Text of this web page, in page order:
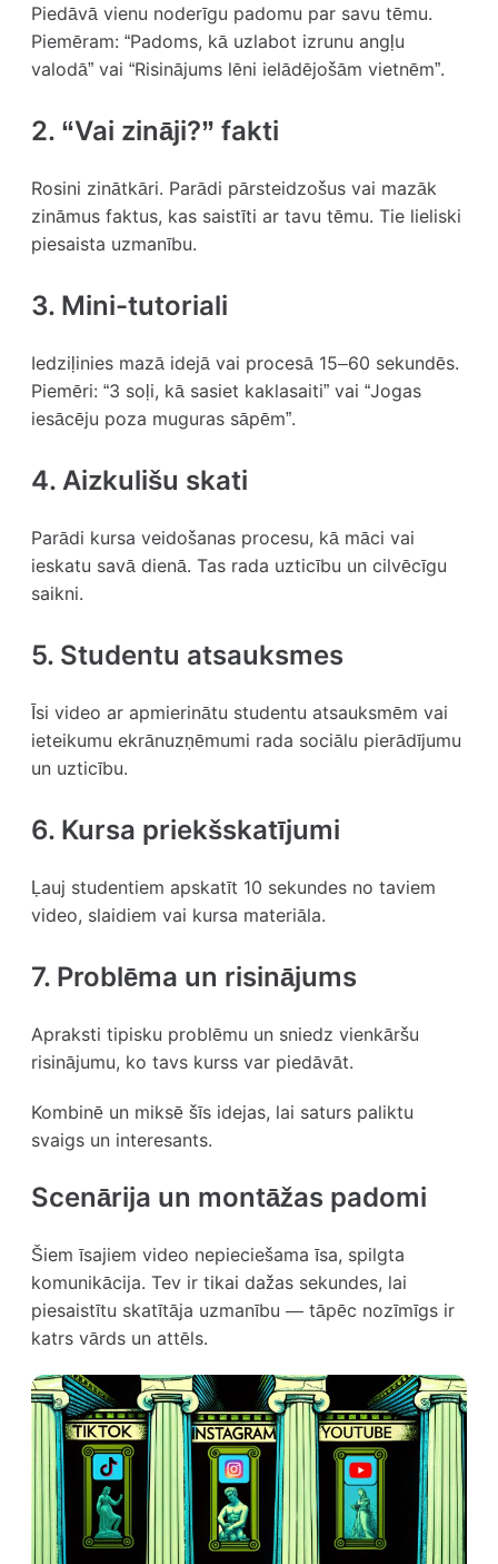
Piedāvā vienu noderīgu padomu par savu tēmu.
Piemēram: “Padoms, kā uzlabot izrunu angļu
valodā” vai “Risinājums lēni ielādējošām vietnēm”.
2. “Vai zināji?” fakti
Rosini zinātkāri. Parādi pārsteidzošus vai mazāk
zināmus faktus, kas saistīti ar tavu tēmu. Tie lieliski
piesaista uzmanību.
3. Mini-tutoriali
Iedziļinies mazā idejā vai procesā 15–60 sekundēs.
Piemēri: “3 soļi, kā sasiet kaklasaiti” vai “Jogas
iesācēju poza muguras sāpēm”.
4. Aizkulišu skati
Parādi kursa veidošanas procesu, kā māci vai
ieskatu savā dienā. Tas rada uzticību un cilvēcīgu
saikni.
5. Studentu atsauksmes
Īsi video ar apmierinātu studentu atsauksmēm vai
ieteikumu ekrānuzņēmumi rada sociālu pierādījumu
un uzticību.
6. Kursa priekšskatījumi
Ļauj studentiem apskatīt 10 sekundes no taviem
video, slaidiem vai kursa materiāla.
7. Problēma un risinājums
Apraksti tipisku problēmu un sniedz vienkāršu
risinājumu, ko tavs kurss var piedāvāt.
Kombinē un miksē šīs idejas, lai saturs paliktu
svaigs un interesants.
Scenārija un montāžas padomi
Šiem īsajiem video nepieciešama īsa, spilgta
komunikācija. Tev ir tikai dažas sekundes, lai
piesaistītu skatītāja uzmanību — tāpēc nozīmīgs ir
katrs vārds un attēls.